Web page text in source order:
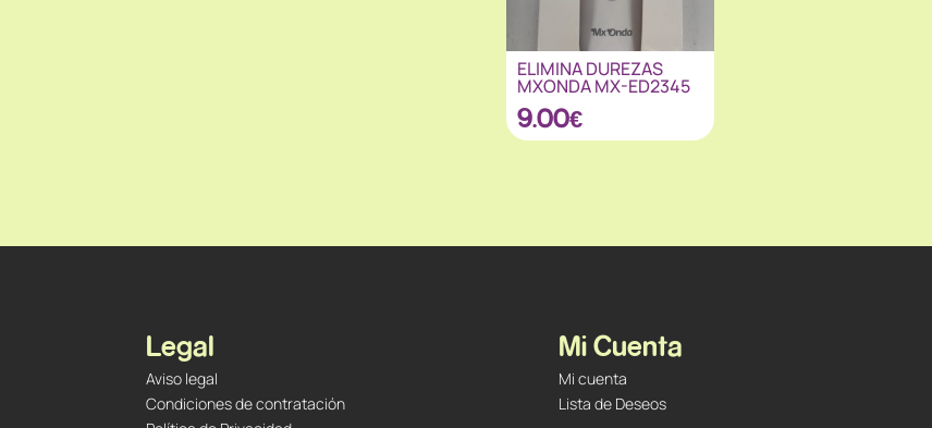
ELIMINA DUREZAS
MXONDA MX-ED2345
9.00€
Legal
Aviso legal
Condiciones de contratación
Mi Cuenta
Mi cuenta
Lista de Deseos